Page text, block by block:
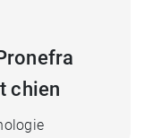
chien